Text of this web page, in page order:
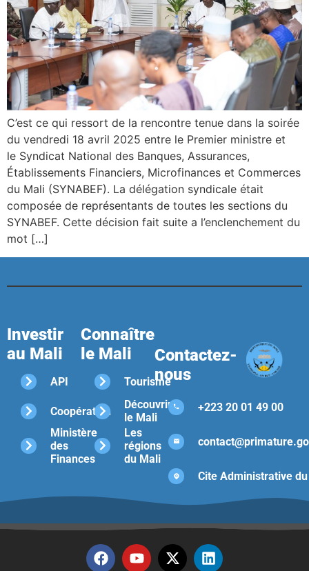
C’est ce qui ressort de la rencontre tenue dans la soirée
du vendredi 18 avril 2025 entre le Premier ministre et
le Syndicat National des Banques, Assurances,
Établissements Financiers, Microfinances et Commerces
du Mali (SYNABEF). La délégation syndicale était
composée de représentants de toutes les sections du
SYNABEF. Cette décision fait suite a l’enclenchement du
mot […]
Investir
au Mali
API
Coopération
Ministère
des
Finances
Connaître
le Mali
Tourisme
Découvrir
le Mali
Les
régions
du Mali
Contactez-
nous
+223 20 01 49 00
Cite Administrative